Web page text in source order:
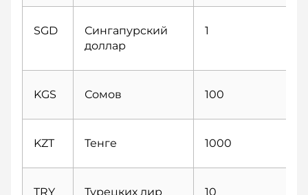
SGD
Сингапурcкий
доллар
1
KGS Сомов 100
KZT Тенге 1000
TRY Турецких лир 10